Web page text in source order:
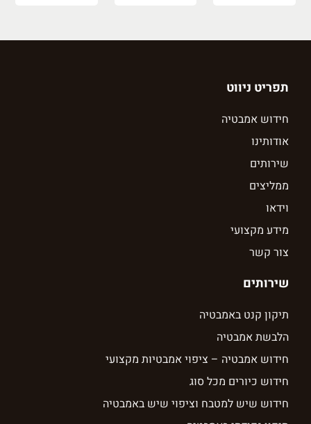
תפריט ניווט
חידוש אמבטיה
אודותינו
שירותים
ממליצים
וידאו
מידע מקצועי
צור קשר
שירותים
תיקון קנט באמבטיה
הלבשת אמבטיה
חידוש אמבטיה – ציפוי אמבטיות מקצועי
חידוש כיורים מכל סוג
חידוש שיש למטבח וציפוי שיש באמבטיה